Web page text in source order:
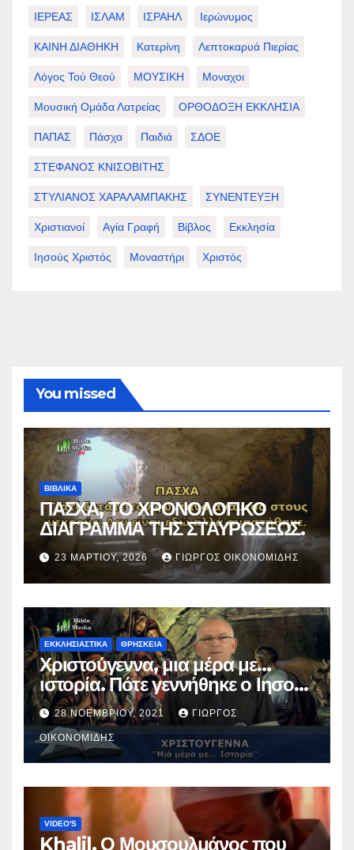
ΙΕΡΕΑΣ ΙΣΛΑΜ ΙΣΡΑΗΛ Ιερώνυμος
ΚΑΙΝΗ ΔΙΑΘΗΚΗ Κατερίνη Λεπτοκαρυά Πιερίας
Λόγος Τού Θεού ΜΟΥΣΙΚΗ Μοναχοι
Μουσική Ομάδα Λατρείας ΟΡΘΟΔΟΞΗ ΕΚΚΛΗΣΙΑ
ΠΑΠΑΣ Πάσχα Παιδιά ΣΔΟΕ
ΣΤΕΦΑΝΟΣ ΚΝΙΣΟΒΙΤΗΣ
ΣΤΥΛΙΑΝΟΣ ΧΑΡΑΛΑΜΠΑΚΗΣ ΣΥΝΕΝΤΕΥΞΗ
Χριστιανοί Αγία Γραφή Βίβλος Εκκλησία
Ιησούς Χριστός Μοναστήρι Χριστός
You missed
ΒΙΒΛΙΚΑ
ΠΑΣΧΑ, ΤΟ ΧΡΟΝΟΛΟΓΙΚΟ
ΔΙΑΓΡΑΜΜΑ ΤΗΣ ΣΤΑΥΡΩΣΕΩΣ.
23 ΜΑΡΤΊΟΥ, 2026 ΓΙΏΡΓΟΣ ΟΙΚΟΝΟΜΊΔΗΣ
ΕΚΚΛΗΣΙΑΣΤΙΚΑ ΘΡΗΣΚΕΙΑ
Χριστούγεννα, μια μέρα με…
ιστορία. Πότε γεννήθηκε ο Ιησούς
Χριστός; (Βίντεο).
28 ΝΟΕΜΒΡΊΟΥ, 2021 ΓΙΏΡΓΟΣ
ΟΙΚΟΝΟΜΊΔΗΣ
VIDEO'S
Khalil, Ο Μουσουλμάνος που